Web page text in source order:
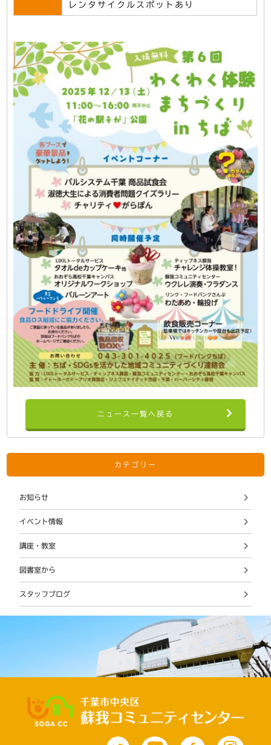
レンタサイクルスポットあり
ニュース一覧へ戻る
カテゴリー
お知らせ
イベント情報
講座・教室
図書室から
スタッフブログ